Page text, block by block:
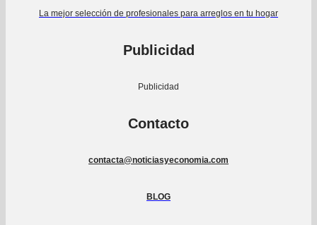
La mejor selección de profesionales para arreglos en tu hogar
Publicidad
Publicidad
Contacto
contacta@noticiasyeconomia.com
BLOG